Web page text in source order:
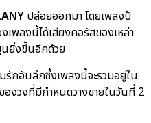
ปล่อยออกมา โดยเพลงป๊
พลงนี้ได้เสียงคอรัสของเหล่า
นยิ่งขึ้นอีกด้วย
รักอันลึกซึ้งเพลงนี้จะรวมอยู่ใน
งวงที่มีกำหนดวางขายในวันที่ 2